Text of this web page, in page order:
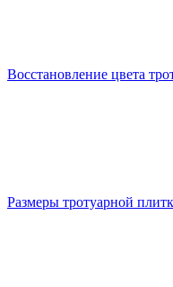
Восстановление цвета
Размеры тротуарной